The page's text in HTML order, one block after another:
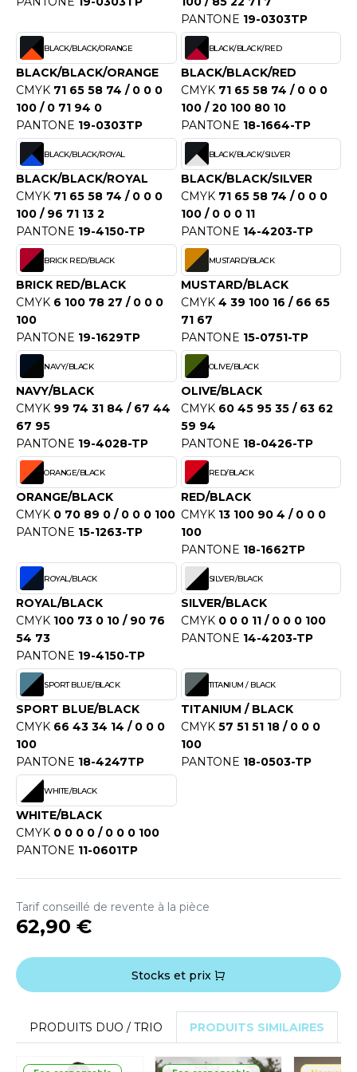
SHIRT
SHIRT
PROFESSIONNELLE
- BLOUSON
COOL
HOODS
T'S
SERIE
GEN
SEGURIDAD
DUICK
LEWIS
ATHLETIC®
ATHLETIC® COLLECTION
ETIQUETTE
CLOTHING
PANTONE 19-0303TP
BLACK/BLACK/ORANGE
BLACK/BLACK/ORANGE
CMYK 71 65 58 74 / 0 0 0
100 / 0 71 94 0
PANTONE 19-0303TP
BLACK/BLACK/RED
BLACK/BLACK/RED
CMYK 71 65 58 74 / 0 0 0
100 / 20 100 80 10
PANTONE 18-1664-TP
BLACK/BLACK/ROYAL
BLACK/BLACK/ROYAL
CMYK 71 65 58 74 / 0 0 0
100 / 96 71 13 2
PANTONE 19-4150-TP
BLACK/BLACK/SILVER
BLACK/BLACK/SILVER
CMYK 71 65 58 74 / 0 0 0
100 / 0 0 0 11
PANTONE 14-4203-TP
BRICK RED/BLACK
BRICK RED/BLACK
CMYK 6 100 78 27 / 0 0 0
100
PANTONE 19-1629TP
MUSTARD/BLACK
MUSTARD/BLACK
CMYK 4 39 100 16 / 66 65
71 67
PANTONE 15-0751-TP
NAVY/BLACK
NAVY/BLACK
CMYK 99 74 31 84 / 67 44
67 95
PANTONE 19-4028-TP
OLIVE/BLACK
OLIVE/BLACK
CMYK 60 45 95 35 / 63 62
59 94
PANTONE 18-0426-TP
ORANGE/BLACK
ORANGE/BLACK
CMYK 0 70 89 0 / 0 0 0 100
PANTONE 15-1263-TP
RED/BLACK
RED/BLACK
CMYK 13 100 90 4 / 0 0 0
100
PANTONE 18-1662TP
ROYAL/BLACK
ROYAL/BLACK
CMYK 100 73 0 10 / 90 76
54 73
PANTONE 19-4150-TP
SILVER/BLACK
SILVER/BLACK
CMYK 0 0 0 11 / 0 0 0 100
PANTONE 14-4203-TP
SPORT BLUE/BLACK
SPORT BLUE/BLACK
CMYK 66 43 34 14 / 0 0 0
100
PANTONE 18-4247TP
TITANIUM / BLACK
TITANIUM / BLACK
CMYK 57 51 51 18 / 0 0 0
100
PANTONE 18-0503-TP
WHITE/BLACK
WHITE/BLACK
CMYK 0 0 0 0 / 0 0 0 100
PANTONE 11-0601TP
Tarif conseillé de revente à la pièce
62,90 €
Stocks et prix
PRODUITS DUO / TRIO PRODUITS SIMILAIRES